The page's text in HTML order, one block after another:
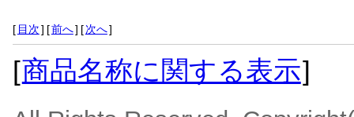
[ 目次] [前へ] [次へ]
[商品名称に関する表示]